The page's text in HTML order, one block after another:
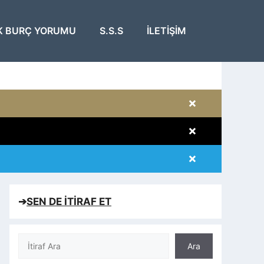
BURÇ YORUMU S.S.S İLETIŞIM
×
×
×
➔SEN DE İTİRAF ET
Ara
Ara